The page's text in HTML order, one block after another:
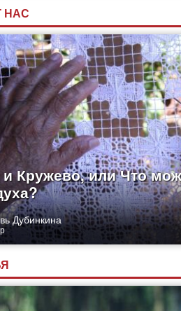
НАС
и Кружево, или Что
Дубинкина